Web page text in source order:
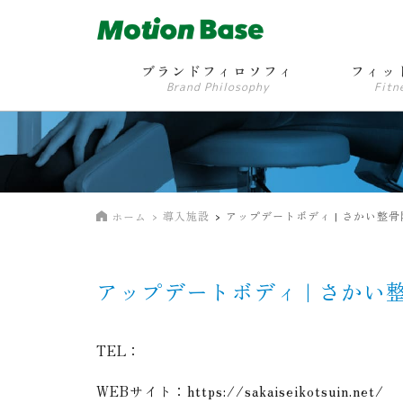
ブランドフィロソフィ
Brand Philosophy
フィッ
ホーム 導入施設 アップデートボディ | さかい整骨
アップデートボディ | さかい
TEL：
WEBサイト： https://sakaiseikotsuin.net/